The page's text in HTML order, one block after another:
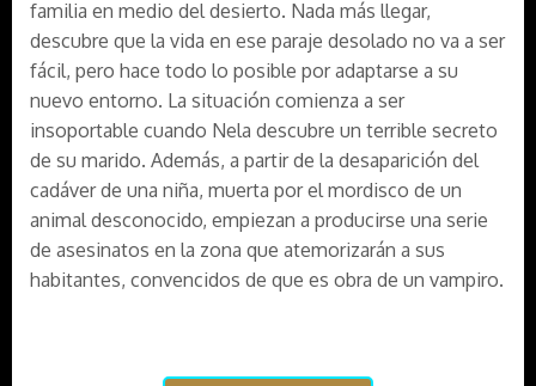
familia en medio del desierto. Nada más llegar,
descubre que la vida en ese paraje desolado no va a ser
fácil, pero hace todo lo posible por adaptarse a su
nuevo entorno. La situación comienza a ser
insoportable cuando Nela descubre un terrible secreto
de su marido. Además, a partir de la desaparición del
cadáver de una niña, muerta por el mordisco de un
animal desconocido, empiezan a producirse una serie
de asesinatos en la zona que atemorizarán a sus
habitantes, convencidos de que es obra de un vampiro.